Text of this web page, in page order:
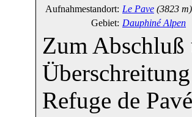
Aufnahmestandort: Le Pave (3823 m)
Gebiet: Dauphiné Alpen
Zum Abschluß
Refuge de